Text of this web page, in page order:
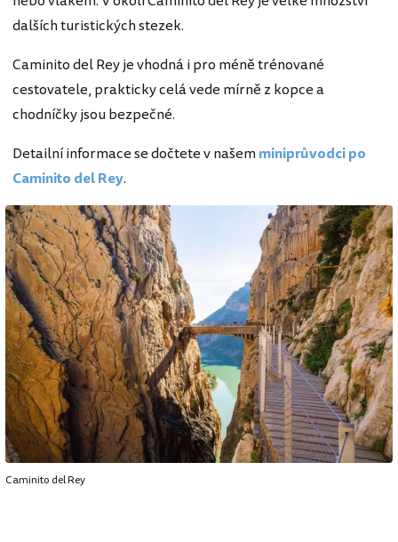
dalších turistických stezek.
Caminito del Rey je vhodná i pro méně trénované
cestovatele, prakticky celá vede mírně z kopce a
chodníčky jsou bezpečné.
Detailní informace se dočtete v našemminiprůvodci po
Caminito del Rey.
Caminito del Rey